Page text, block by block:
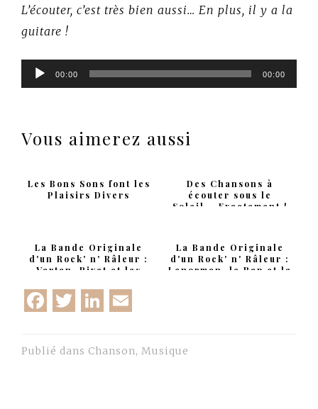
L’écouter, c’est très bien aussi… En plus, il y a la
guitare !
Lecteur
audio
00:00 00:00
Vous aimerez aussi
Les Bons Sons font les
Plaisirs Divers
Des Chansons à
écouter sous le
Soleil... Exactement !
La Bande Originale
d'un Rock' n' Râleur :
Vartan, Rivat et les
La Bande Originale
d'un Rock' n' Râleur :
Lenorman, le Rap et la
Facebook
Twitter
LinkedIn
Publié dans Chanson, Musique